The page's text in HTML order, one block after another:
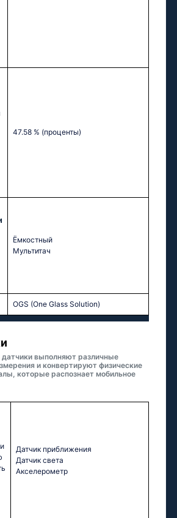
47.58 % (проценты)
Ёмкостный
Мультитач
OGS (One Glass Solution)
датчики выполняют различные
и конвертируют физические
которые распознает мобильное
Датчик приближения
Датчик света
Акселерометр